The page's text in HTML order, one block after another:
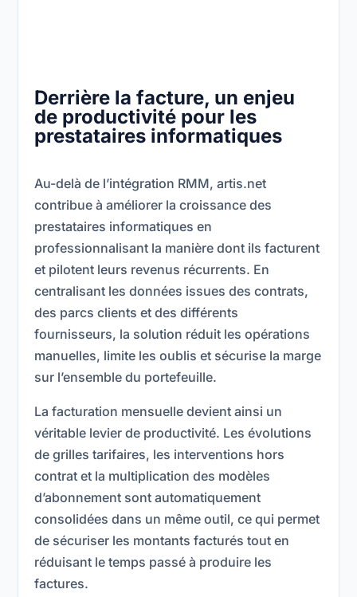
Derrière la facture, un enjeu
de productivité pour les
prestataires informatiques
Au-delà de l’intégration RMM, artis.net
contribue à améliorer la croissance des
prestataires informatiques en
professionnalisant la manière dont ils facturent
et pilotent leurs revenus récurrents. En
centralisant les données issues des contrats,
des parcs clients et des différents
fournisseurs, la solution réduit les opérations
manuelles, limite les oublis et sécurise la marge
sur l’ensemble du portefeuille.
La facturation mensuelle devient ainsi un
véritable levier de productivité. Les évolutions
de grilles tarifaires, les interventions hors
contrat et la multiplication des modèles
d’abonnement sont automatiquement
consolidées dans un même outil, ce qui permet
de sécuriser les montants facturés tout en
réduisant le temps passé à produire les
factures.